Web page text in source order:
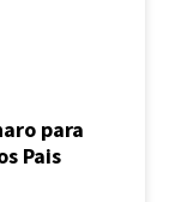
para
Pais